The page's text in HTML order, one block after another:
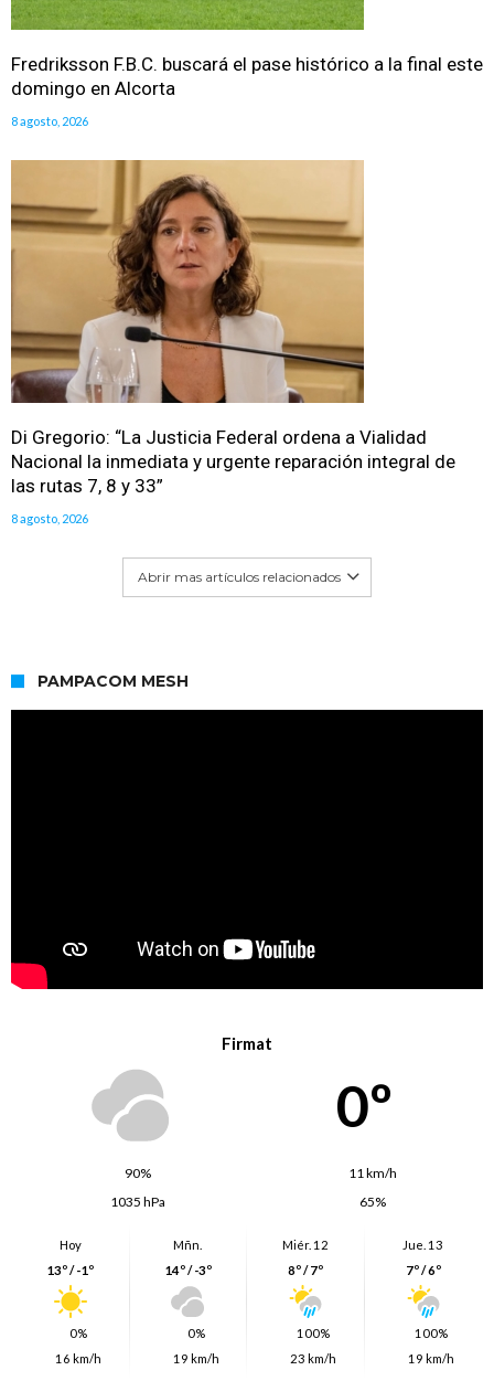
Fredriksson F.B.C. buscará el pase histórico a la final este
domingo en Alcorta
8 agosto, 2026
Di Gregorio: “La Justicia Federal ordena a Vialidad
Nacional la inmediata y urgente reparación integral de
las rutas 7, 8 y 33”
8 agosto, 2026
Abrir mas artículos relacionados
PAMPACOM MESH
Firmat
0º
90%
11 km/h
1035 hPa
65%
Hoy
13º / -1º
0%
16 km/h
Mñn.
14º / -3º
0%
19 km/h
Miér. 12
8º / 7º
100%
23 km/h
Jue. 13
7º / 6º
100%
19 km/h